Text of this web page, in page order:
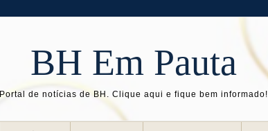
BH Em Pauta
Portal de notícias de BH. Clique aqui e fique bem informado!